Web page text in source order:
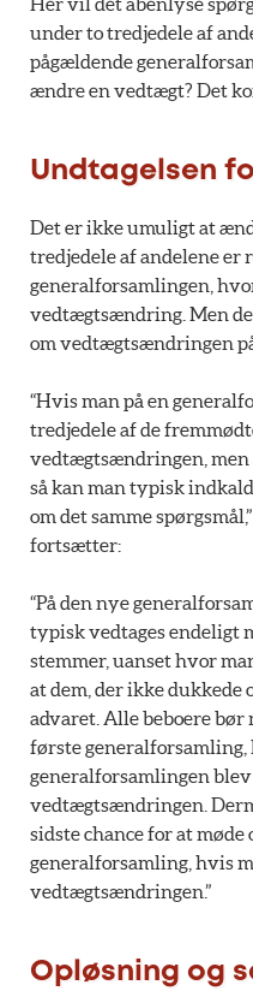
under to tredjedele af
pågældende
ændre en vedtægt? Det
Undtagelsen
Det er ikke umuligt at
tredjedele af andelene er
generalforsamlingen,
vedtægtsændring. Men
om vedtægtsændringen
“Hvis man på en
tredjedele af de
vedtægtsændringen, men
så kan man typisk
om det samme
fortsætter:
“På den nye
typisk vedtages endeligt
stemmer, uanset hvor
at dem, der ikke dukkede
advaret. Alle beboere
første generalforsamling,
generalforsamlingen
vedtægtsændringen.
sidste chance for at møde
generalforsamling, hvis
vedtægtsændringen.”
Opløsning og